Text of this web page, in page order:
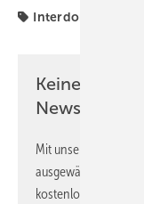
Interdomus
Keine Zeit?
Newsletter!
Mit unserem
ausgewählte
kostenlos direkt ins